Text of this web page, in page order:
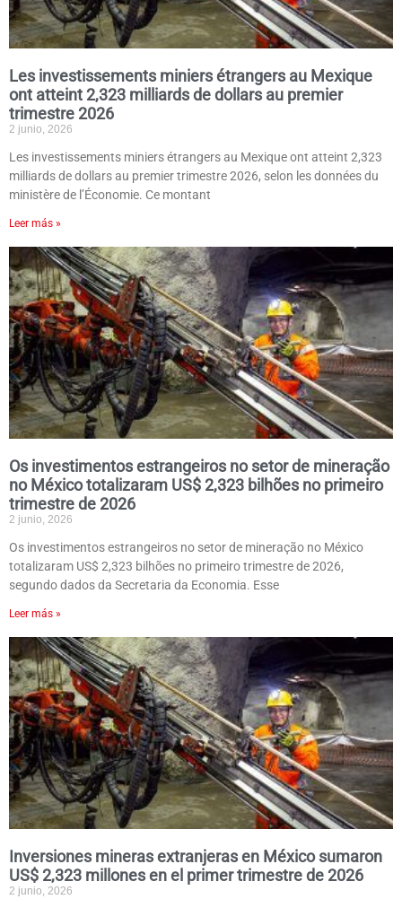
Les investissements miniers étrangers au Mexique
ont atteint 2,323 milliards de dollars au premier
trimestre 2026
2 junio, 2026
Les investissements miniers étrangers au Mexique ont atteint 2,323
milliards de dollars au premier trimestre 2026, selon les données du
ministère de l’Économie. Ce montant
Leer más »
Os investimentos estrangeiros no setor de mineração
no México totalizaram US$ 2,323 bilhões no primeiro
trimestre de 2026
2 junio, 2026
Os investimentos estrangeiros no setor de mineração no México
totalizaram US$ 2,323 bilhões no primeiro trimestre de 2026,
segundo dados da Secretaria da Economia. Esse
Leer más »
Inversiones mineras extranjeras en México sumaron
US$ 2,323 millones en el primer trimestre de 2026
2 junio, 2026